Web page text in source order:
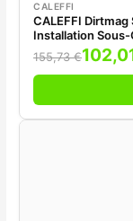
CALEFFI
CALEFFI
Installation
155,73 €